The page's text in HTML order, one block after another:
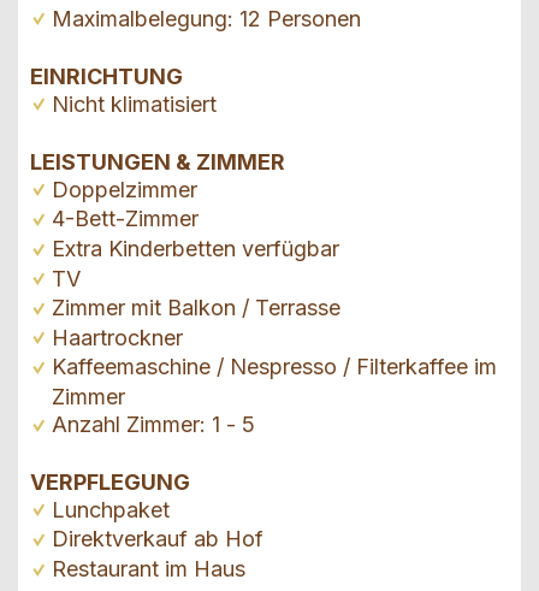
Maximalbelegung: 12 Personen
EINRICHTUNG
Nicht klimatisiert
LEISTUNGEN & ZIMMER
Doppelzimmer
4-Bett-Zimmer
Extra Kinderbetten verfügbar
TV
Zimmer mit Balkon / Terrasse
Haartrockner
Kaffeemaschine / Nespresso / Filterkaffee im
Zimmer
Anzahl Zimmer: 1 - 5
VERPFLEGUNG
Lunchpaket
Direktverkauf ab Hof
Restaurant im Haus